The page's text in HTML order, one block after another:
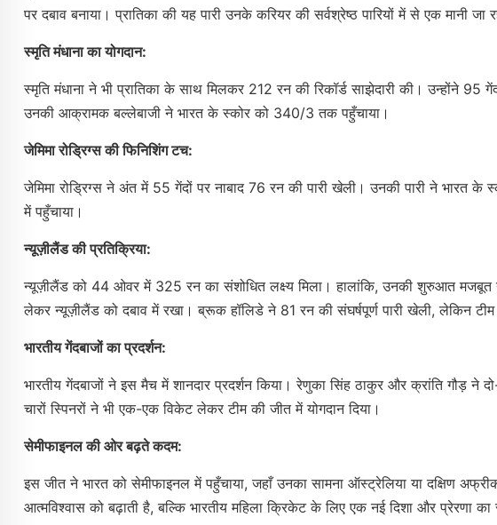
पर दबाव बनाया। प्रातिका की यह पारी उनके करियर की सर्वश्रेष्ठ पारियों में से एक मानी जा
स्मृति मंधाना का योगदान:
स्मृति मंधाना ने भी प्रातिका के साथ मिलकर 212 रन की रिकॉर्ड साझेदारी की। उन्होंने
उनकी आक्रामक बल्लेबाजी ने भारत के स्कोर को 340/3 तक पहुँचाया।
जेमिमा रोड्रिग्स की फिनिशिंग टच:
जेमिमा रोड्रिग्स ने अंत में 55 गेंदों पर नाबाद 76 रन की पारी खेली। उनकी पारी ने भारत
में पहुँचाया।
न्यूज़ीलैंड की प्रतिक्रिया:
न्यूज़ीलैंड को 44 ओवर में 325 रन का संशोधित लक्ष्य मिला। हालांकि, उनकी शुरुआत मजबूत
लेकर न्यूज़ीलैंड को दबाव में रखा। ब्रूक हॉलिडे ने 81 रन की संघर्षपूर्ण पारी खेली, लेकिन
भारतीय गेंदबाजों का प्रदर्शन:
भारतीय गेंदबाजों ने इस मैच में शानदार प्रदर्शन किया। रेणुका सिंह ठाकुर और क्रांति गौड़ ने
चारों स्पिनरों ने भी एक-एक विकेट लेकर टीम की जीत में योगदान दिया।
सेमीफाइनल की ओर बढ़ते कदम:
इस जीत ने भारत को सेमीफाइनल में पहुँचाया, जहाँ उनका सामना ऑस्ट्रेलिया या दक्षिण
आत्मविश्वास को बढ़ाती है, बल्कि भारतीय महिला क्रिकेट के लिए एक नई दिशा और प्रेरणा का